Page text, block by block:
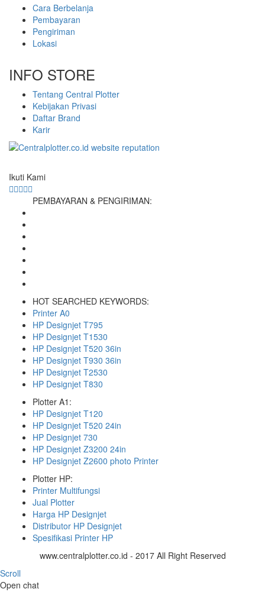
Cara Berbelanja
Pembayaran
Pengiriman
Lokasi
INFO STORE
Tentang Central Plotter
Kebijakan Privasi
Daftar Brand
Karir
Ikuti Kami
PEMBAYARAN & PENGIRIMAN:
HOT SEARCHED KEYWORDS:
Printer A0
HP Designjet T795
HP Designjet T1530
HP Designjet T520 36in
HP Designjet T930 36in
HP Designjet T2530
HP Designjet T830
Plotter A1:
HP Designjet T120
HP Designjet T520 24in
HP Designjet 730
HP Designjet Z3200 24in
HP Designjet Z2600 photo Printer
Plotter HP:
Printer Multifungsi
Jual Plotter
Harga HP Designjet
Distributor HP Designjet
Spesifikasi Printer HP
www.centralplotter.co.id - 2017 All Right Reserved
Scroll
Open chat